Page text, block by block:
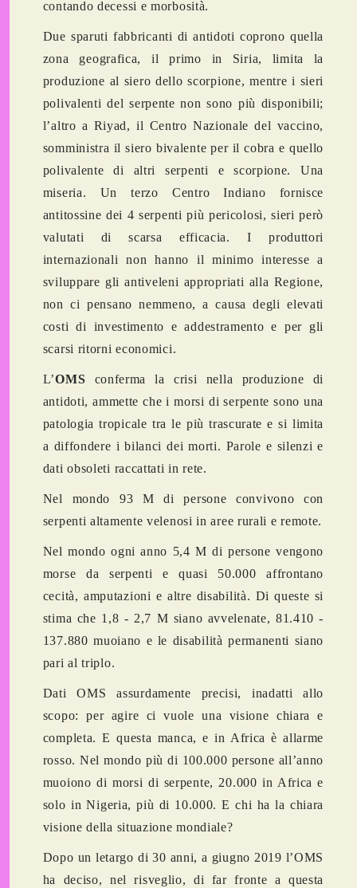
contando decessi e morbosità.
Due sparuti fabbricanti di antidoti coprono quella
zona geografica, il primo in Siria, limita la
produzione al siero dello scorpione, mentre i sieri
polivalenti del serpente non sono più disponibili;
l’altro a Riyad, il Centro Nazionale del vaccino,
somministra il siero bivalente per il cobra e quello
polivalente di altri serpenti e scorpione. Una
miseria. Un terzo Centro Indiano fornisce
antitossine dei 4 serpenti più pericolosi, sieri però
valutati di scarsa efficacia. I produttori
internazionali non hanno il minimo interesse a
sviluppare gli antiveleni appropriati alla Regione,
non ci pensano nemmeno, a causa degli elevati
costi di investimento e addestramento e per gli
scarsi ritorni economici.
L’OMS conferma la crisi nella produzione di
antidoti, ammette che i morsi di serpente sono una
patologia tropicale tra le più trascurate e si limita
a diffondere i bilanci dei morti. Parole e silenzi e
dati obsoleti raccattati in rete.
Nel mondo 93 M di persone convivono con
serpenti altamente velenosi in aree rurali e remote.
Nel mondo ogni anno 5,4 M di persone vengono
morse da serpenti e quasi 50.000 affrontano
cecità, amputazioni e altre disabilità. Di queste si
stima che 1,8 - 2,7 M siano avvelenate, 81.410 -
137.880 muoiano e le disabilità permanenti siano
pari al triplo.
Dati OMS assurdamente precisi, inadatti allo
scopo: per agire ci vuole una visione chiara e
completa. E questa manca, e in Africa è allarme
rosso. Nel mondo più di 100.000 persone all’anno
muoiono di morsi di serpente, 20.000 in Africa e
solo in Nigeria, più di 10.000. E chi ha la chiara
visione della situazione mondiale?
Dopo un letargo di 30 anni, a giugno 2019 l’OMS
ha deciso, nel risveglio, di far fronte a questa